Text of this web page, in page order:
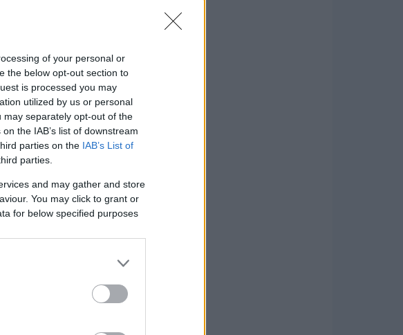
of your personal or
the below opt-out section to
is processed you may
utilized by us or personal
may separately opt-out of the
the IAB’s list of downstream
parties on the IAB’s List of
parties.
and may gather and store
You may click to grant or
for below specified purposes
il caldo
ti sei mai
a fondo